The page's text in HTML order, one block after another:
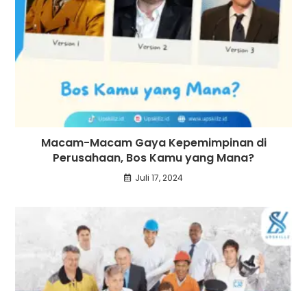
Macam-Macam Gaya Kepemimpinan di
Perusahaan, Bos Kamu yang Mana?
Juli 17, 2024